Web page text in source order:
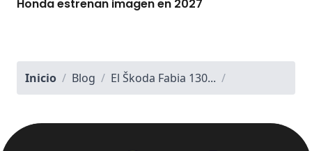
Honda estrenan imagen en 2027
Inicio / Blog / El Škoda Fabia 130... /